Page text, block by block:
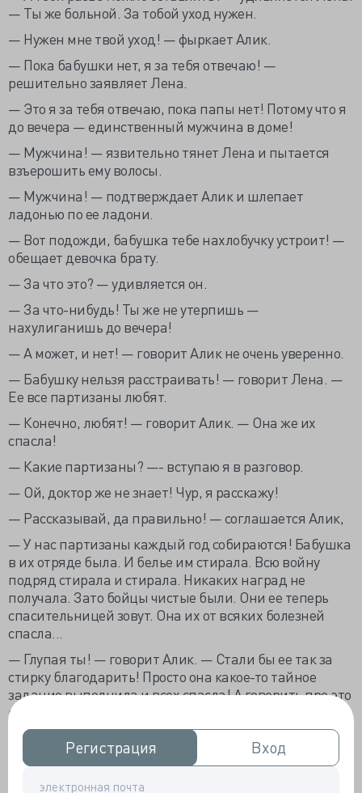
Регистрация
Регистрация Вход
Вход
— Ты же больной. За тобой уход нужен.
— Нужен мне твой уход! — фыркает Алик.
— Пока бабушки нет, я за тебя отвечаю! —
решительно заявляет Лена.
— Это я за тебя отвечаю, пока папы нет! Потому что я
до вечера — единственный мужчина в доме!
— Мужчина! — язвительно тянет Лена и пытается
взъерошить ему волосы.
— Мужчина! — подтверждает Алик и шлепает
ладонью по ее ладони.
— Вот подожди, бабушка тебе нахлобучку устроит! —
обещает девочка брату.
— За что это? — удивляется он.
— За что-нибудь! Ты же не утерпишь —
нахулиганишь до вечера!
— А может, и нет! — говорит Алик не очень уверенно.
— Бабушку нельзя расстраивать! — говорит Лена. —
Ее все партизаны любят.
— Конечно, любят! — говорит Алик. — Она же их
спасла!
— Какие партизаны? —- вступаю я в разговор.
— Ой, доктор же не знает! Чур, я расскажу!
— Рассказывай, да правильно! — соглашается Алик,
— У нас партизаны каждый год собираются! Бабушка
в их отряде была. И белье им стирала. Всю войну
подряд стирала и стирала. Никаких наград не
получала. Зато бойцы чистые были. Они ее теперь
спасительницей зовут. Она их от всяких болезней
спасла...
— Глупая ты! — говорит Алик. — Стали бы ее так за
стирку благодарить! Просто она какое-то тайное
задание выполнила и всех спасла! А говорить про это
нельзя! Вот и говорят про стирку для отвода глаз! А
ты веришь! Никакого понятия!
— Сам ты глупый! — обижается Лена, и раздавшийся